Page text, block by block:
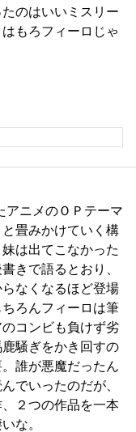
のはいいミスリー
もろフィーロじゃ
アニメのＯＰテーマ
畳みかけていく構
は出てこなかった
きで語るとおり、
なくなるほど登場
ろんフィーロは筆
コンビも負けず劣
騒ぎをかき回すの
誰が悪魔だったん
でいったのだが、
２つの作品を一本
な。